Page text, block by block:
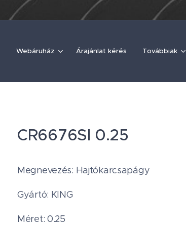
Webáruház Árajánlat kérés Továbbiak
CR6676SI 0.25
Megnevezés: Hajtókarcsapágy
Gyártó: KING
Méret: 0.25